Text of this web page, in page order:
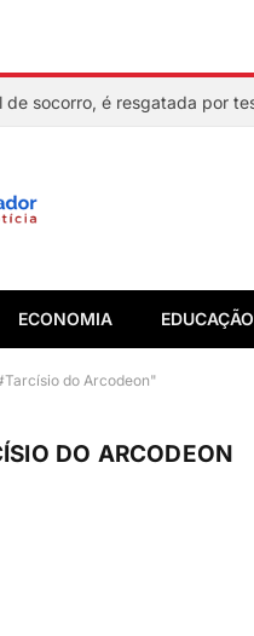
ECONOMIA EDUCAÇÃO
do Arcodeon"
DO ARCODEON